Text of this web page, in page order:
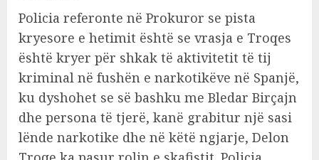
Policia referonte në Prokuror se pista
kryesore e hetimit është se vrasja e Troqes
është kryer për shkak të aktivitetit të tij
kriminal në fushën e narkotikëve në Spanjë,
ku dyshohet se së bashku me Bledar Birçajn
dhe persona të tjerë, kanë grabitur një sasi
lënde narkotike dhe në këtë ngjarje, Delon